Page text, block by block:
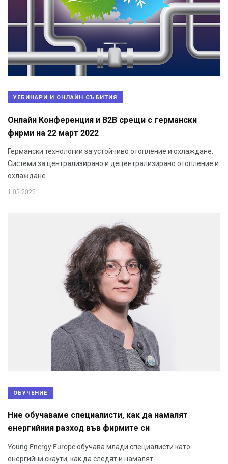
УЕБИНАРИ И ОНЛАЙН СЪБИТИЯ
Онлайн Конференция и B2B срещи с германски
фирми на 22 март 2022
Германски технологии за устойчиво отопление и охлаждане.
Системи за централизирано и децентрализирано отопление и
охлаждане
1.03.2022
ОБУЧЕНИЕ
Ние обучаваме специалисти, как да намалят
енергийния разход във фирмите си
Young Energy Europe обучава млади специалисти като
енергийни скаути, как да следят и намалят